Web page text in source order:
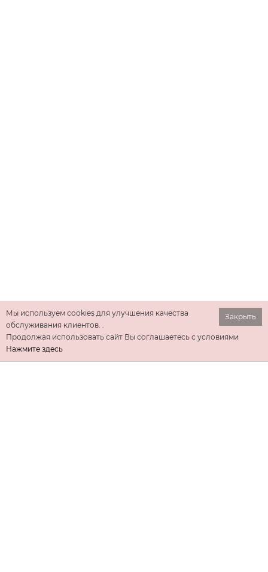
Закрыть
Мы используем cookies для улучшения качества
обслуживания клиентов. .
Продолжая использовать сайт Вы соглашаетесь с условиями
Нажмите здесь